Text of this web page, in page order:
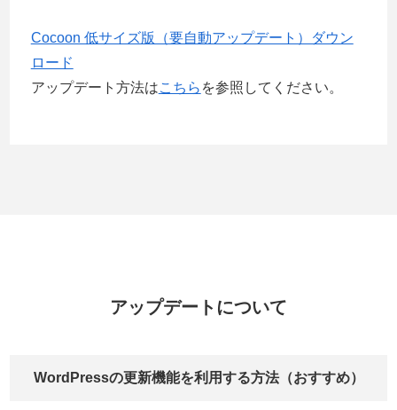
Cocoon 低サイズ版（要自動アップデート）ダウン
ロード
アップデート方法はこちら を参照してください。
アップデートについて
WordPressの更新機能を利用する方法（おすすめ）